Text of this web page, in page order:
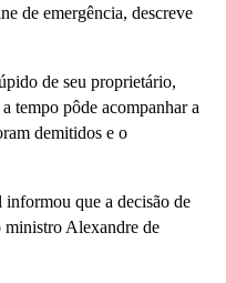
de emergência, descreve
de seu proprietário,
tempo pôde acompanhar a
demitidos e o
que a decisão de
ministro Alexandre de